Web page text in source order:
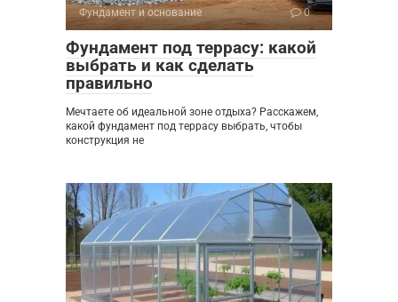
Фундамент и основание 0
Фундамент под террасу: какой
выбрать и как сделать
правильно
Мечтаете об идеальной зоне отдыха? Расскажем,
какой фундамент под террасу выбрать, чтобы
конструкция не